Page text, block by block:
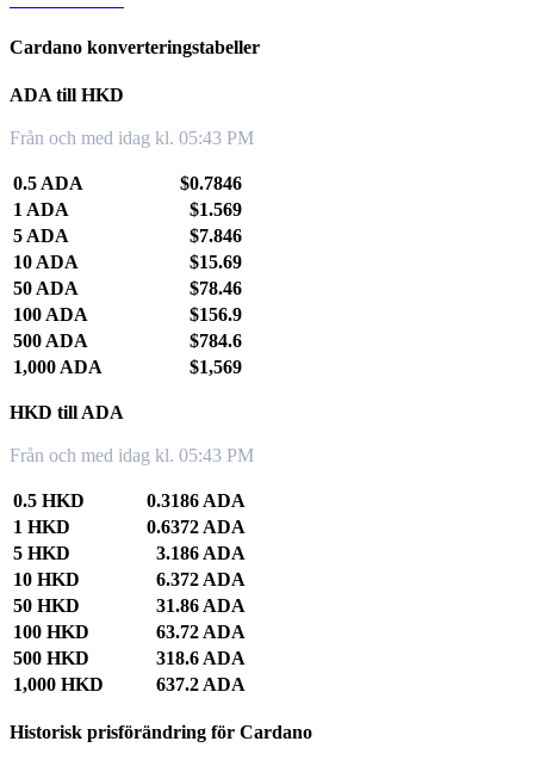
Cardano konverteringstabeller
ADA till HKD
Från och med idag kl. 05:43 PM
0.5 ADA
$0.7846
1 ADA
$1.569
5 ADA
$7.846
10 ADA
$15.69
50 ADA
$78.46
100 ADA
$156.9
500 ADA
$784.6
1,000 ADA
$1,569
HKD till ADA
Från och med idag kl. 05:43 PM
0.5 HKD
0.3186 ADA
1 HKD
0.6372 ADA
5 HKD
3.186 ADA
10 HKD
6.372 ADA
50 HKD
31.86 ADA
100 HKD
63.72 ADA
500 HKD
318.6 ADA
1,000 HKD
637.2 ADA
Historisk prisförändring för Cardano